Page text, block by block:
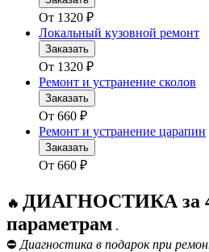
От 1320 ₽
Локальный кузовной ремонт
Заказать
От 1320 ₽
Ремонт и устранение сколов
Заказать
От 660 ₽
Ремонт и устранение царапин
Заказать
От 660 ₽
🔥 ДИАГНОСТИКА за
параметрам .
⛔ Диагностика в подарок при